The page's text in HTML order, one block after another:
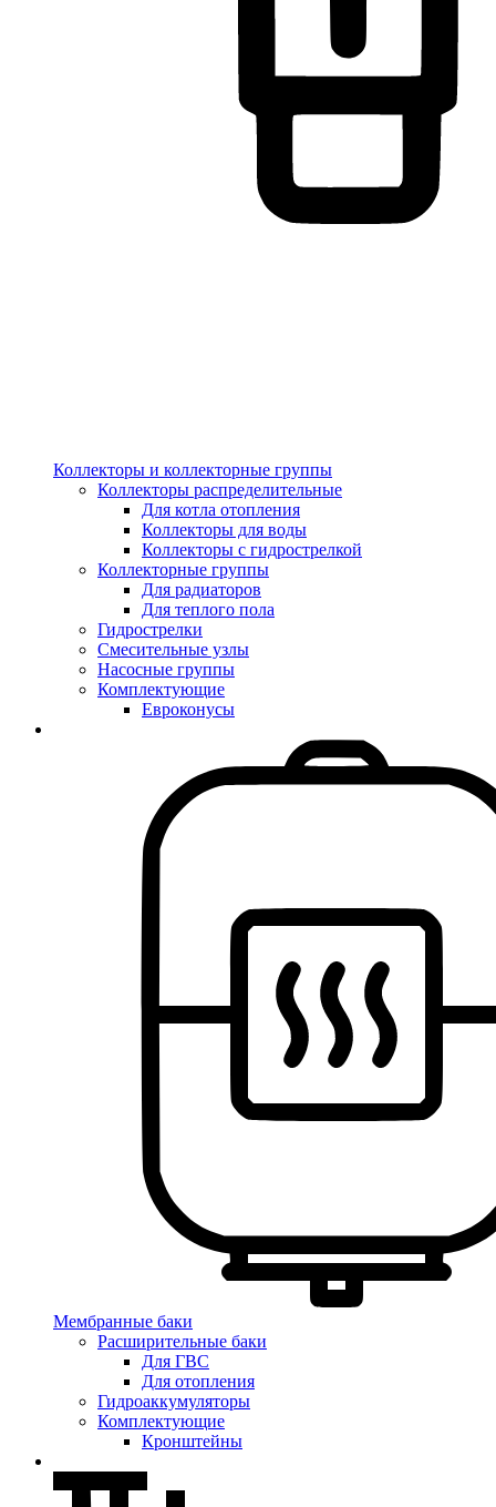
Коллекторы и коллекторные группы
Коллекторы распределительные
Для котла отопления
Коллекторы для воды
Коллекторы с гидрострелкой
Коллекторные группы
Для радиаторов
Для теплого пола
Гидрострелки
Смесительные узлы
Насосные группы
Комплектующие
Евроконусы
Мембранные баки
Расширительные баки
Для ГВС
Для отопления
Гидроаккумуляторы
Комплектующие
Кронштейны